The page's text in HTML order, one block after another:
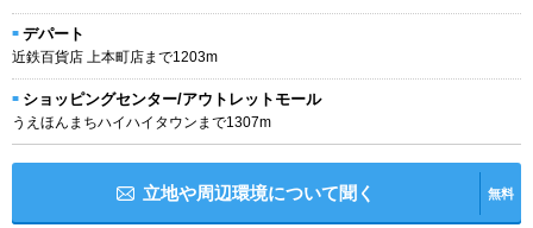
デパート
近鉄百貨店 上本町店まで1203m
ショッピングセンター/アウトレットモール
うえほんまちハイハイタウンまで1307m
立地や周辺環境について聞く 無料